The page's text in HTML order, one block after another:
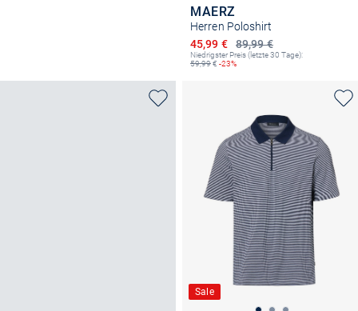
MAERZ
Herren Poloshirt
89,99 €
Ermäßigter Preis
45,99 €
Niedrigster Preis (letzte 30 Tage):
59,99€ -23%
Sale